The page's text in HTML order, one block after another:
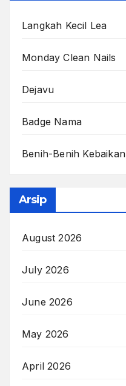
Langkah Kecil Lea
Monday Clean Nails
Dejavu
Badge Nama
Benih-Benih Kebaikan
Arsip
August 2026
July 2026
June 2026
May 2026
April 2026